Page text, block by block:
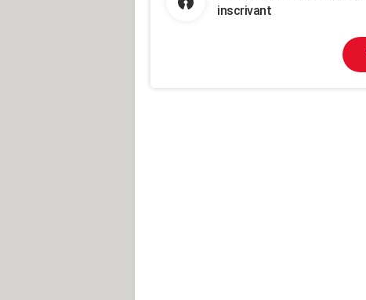
inscrivant